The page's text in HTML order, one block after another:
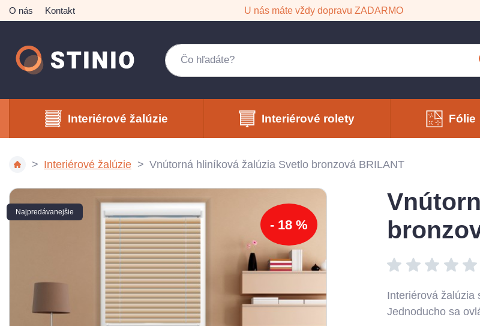
O nás Kontakt U nás máte vždy dopravu ZADARMO
Interiérové žalúzie Interiérové rolety Fólie
Interiérové žalúzie Vnútorná hliníková žalúzia Svetlo bronzová BRILANT
- 18 %
Najpredávanejšie
Interiérová žalúzia
Jednoducho sa